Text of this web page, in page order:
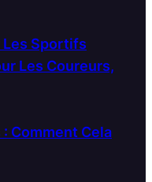
Les Sportifs
Les Coureurs,
Comment Cela